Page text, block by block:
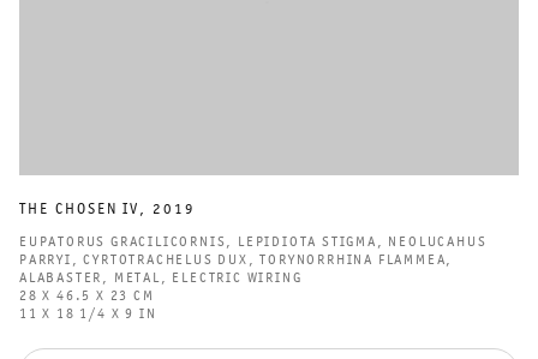
THE CHOSEN IV , 2019
EUPATORUS GRACILICORNIS, LEPIDIOTA STIGMA , NEOLUCAHUS
PARRYI ,CYRTOTRACHELUS DUX ,TORYNORRHINA FLAMMEA,
ALABASTER , METAL, ELECTRIC WIRING
28 X 46.5 X 23 CM
11 X 18 1/4 X 9 IN